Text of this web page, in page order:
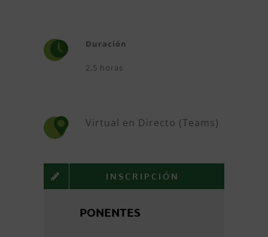
Duración
2,5 horas
Virtual en Directo (Teams)
INSCRIPCIÓN
PONENTES